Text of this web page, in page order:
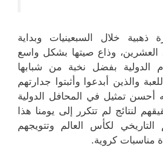
خلال السبعينيات وبداية
العشرين، وذاع صيتها بشكل واسع
الدولية بفضل نخبة من شبابها
والذين أبدعوا وأثبتوا جدارتهم
أحسن تمثيل في المحافل الدولية
لنتائج لم تتكرر إلى يومنا هذا
لكأس العالم وتتويجهم
مناسبات كروية.